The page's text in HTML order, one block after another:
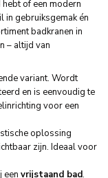
of een modern
in gebruiksgemak én
badkranen in
– altijd van
variant. Wordt
en is eenvoudig te
voor een
oplossing
zijn. Ideaal voor
een vrijstaand bad.